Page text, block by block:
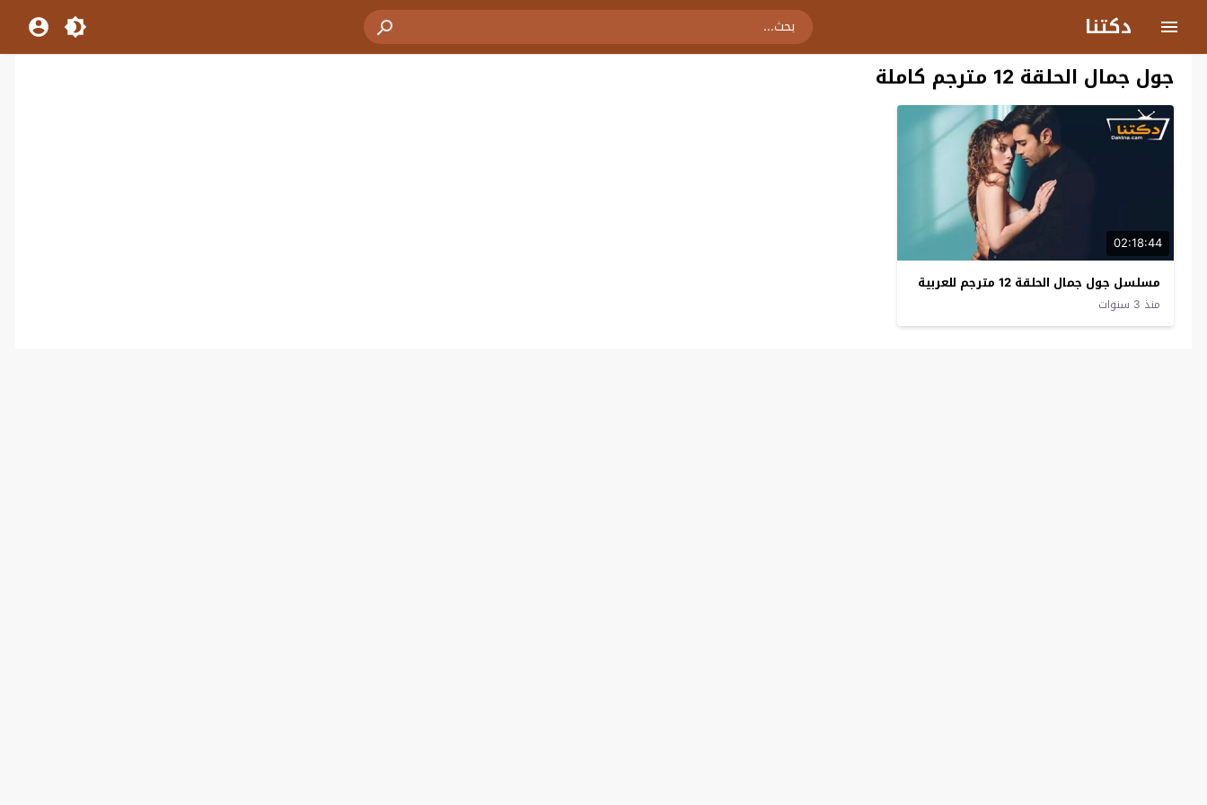
دكتنا
جول جمال الحلقة 12 مترجم كاملة
02:18:44
مسلسل جول جمال الحلقة 12 مترجم للعربية
منذ 3 سنوات